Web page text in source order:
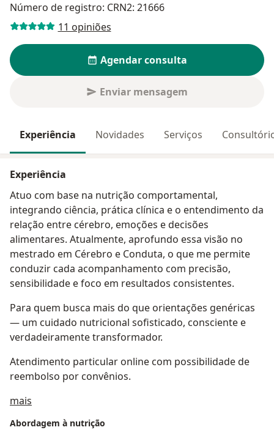
Número de registro: CRN2: 21666
11 opiniões
Agendar consulta
Enviar mensagem
Experiência Novidades Serviços
Experiência
Atuo com base na nutrição comportamental,
integrando ciência, prática clínica e o entendimento da
relação entre cérebro, emoções e decisões
alimentares. Atualmente, aprofundo essa visão no
mestrado em Cérebro e Conduta, o que me permite
conduzir cada acompanhamento com precisão,
sensibilidade e foco em resultados consistentes.
Para quem busca mais do que orientações genéricas
— um cuidado nutricional sofisticado, consciente e
verdadeiramente transformador.
Atendimento particular online com possibilidade de
reembolso por convênios.
mais
Abordagem à nutrição